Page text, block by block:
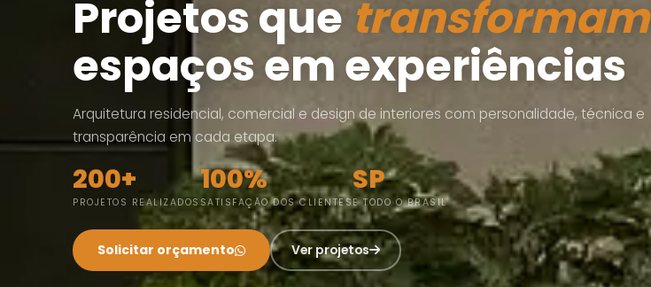
Projetos que transformam
espaços em experiências
Arquitetura residencial, comercial e design de interiores com personalidade, técnica e
transparência em cada etapa.
200+
PROJETOS REALIZADOS
100%
SATISFAÇÃO DOS CLIENTES
SP
E TODO O BRASIL
Solicitar orçamento Ver projetos